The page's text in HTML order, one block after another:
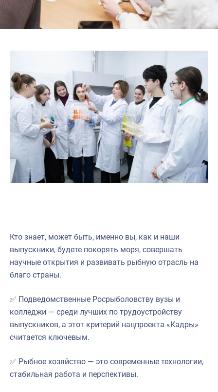
Кто знает, может быть, именно вы, как и наши
выпускники, будете покорять моря, совершать
научные открытия и развивать рыбную отрасль на
благо страны.
✅ Подведомственные Росрыболовству вузы и
колледжи — среди лучших по трудоустройству
выпускников, а этот критерий нацпроекта «Кадры»
считается ключевым.
✅ Рыбное хозяйство — это современные технологии,
стабильная работа и перспективы.